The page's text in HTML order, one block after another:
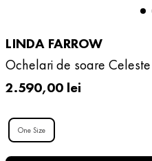
LINDA FARROW
Ochelari de soare Celeste
2.590,00 lei
One Size